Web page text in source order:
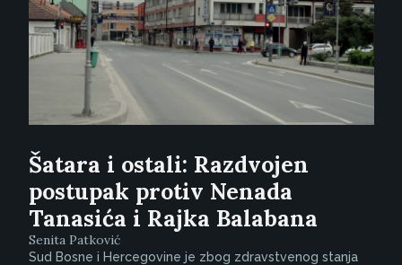
Šatara i ostali: Razdvojen
postupak protiv Nenada
Tanasića i Rajka Balabana
Senita Patković
Sud Bosne i Hercegovine je zbog zdravstvenog stanja